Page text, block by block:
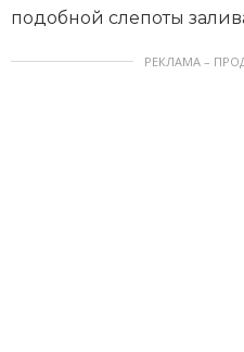
подобной слепоты
РЕКЛАМА –